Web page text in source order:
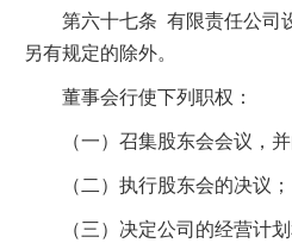
第六十七条 有限责任公司
另有规定的除外。
董事会行使下列职权：
（一）召集股东会会议，并
（二）执行股东会的决议；
（三）决定公司的经营计划